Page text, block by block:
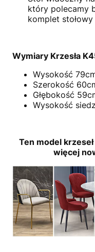
który polecamy
komplet
Wymiary Krzesła
Wysokość
Szerokość
Głębokość
Wysokość
Ten model
więcej